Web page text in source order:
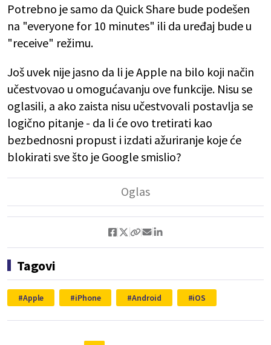
Potrebno je samo da Quick Share bude podešen
na "everyone for 10 minutes" ili da uređaj bude u
"receive" režimu.
Još uvek nije jasno da li je Apple na bilo koji način
učestvovao u omogućavanju ove funkcije. Nisu se
oglasili, a ako zaista nisu učestvovali postavlja se
logično pitanje - da li će ovo tretirati kao
bezbednosni propust i izdati ažuriranje koje će
blokirati sve što je Google smislio?
Tagovi
Apple iPhone Android iOS